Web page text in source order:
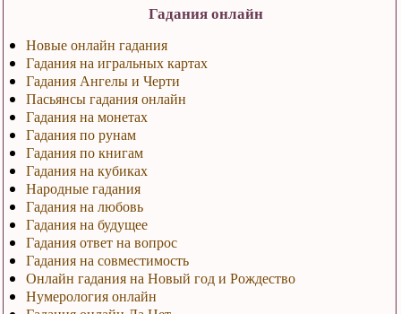
Гадания онлайн
Новые онлайн гадания
Гадания на игральных картах
Гадания Ангелы и Черти
Пасьянсы гадания онлайн
Гадания на монетах
Гадания по рунам
Гадания по книгам
Гадания на кубиках
Народные гадания
Гадания на любовь
Гадания на будущее
Гадания ответ на вопрос
Гадания на совместимость
Онлайн гадания на Новый год и Рождество
Нумерология онлайн